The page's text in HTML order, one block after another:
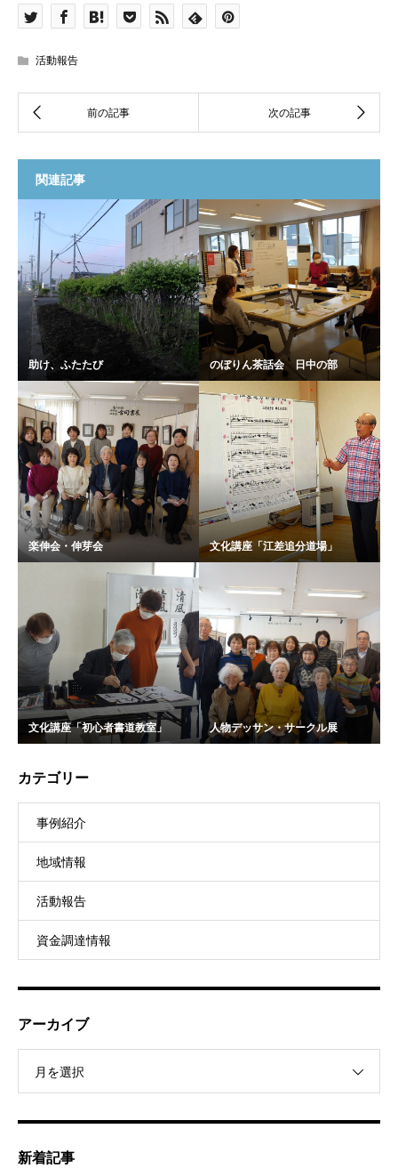
活動報告
関連記事
助け、ふたたび のぼりん茶話会 日中の部
楽伸会・伸芽会 文化講座「江差追分道場」
文化講座「初心者書道教室」 人物デッサン・サークル展
カテゴリー
事例紹介
地域情報
活動報告
資金調達情報
アーカイブ
月を選択
新着記事